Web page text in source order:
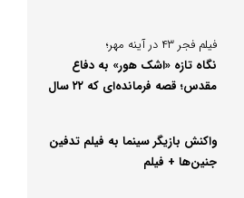
فیلم فجر ۴۳ در آینه مهر؛
نگاه تازه «اشک هور» به دفاع
مقدس؛ قصه فرمانده‌ای که ۲۲ سال
واکنش بازیگر سینما به فیلم تدفین
جنین‌ها + فیلم